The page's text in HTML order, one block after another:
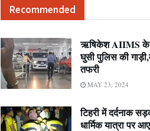
Recommended
ऋषिकेश AIIMS के
घुसी पुलिस की
तफरी
MAY 23, 2024
टिहरी में दर्दनाक
धार्मिक यात्रा पर